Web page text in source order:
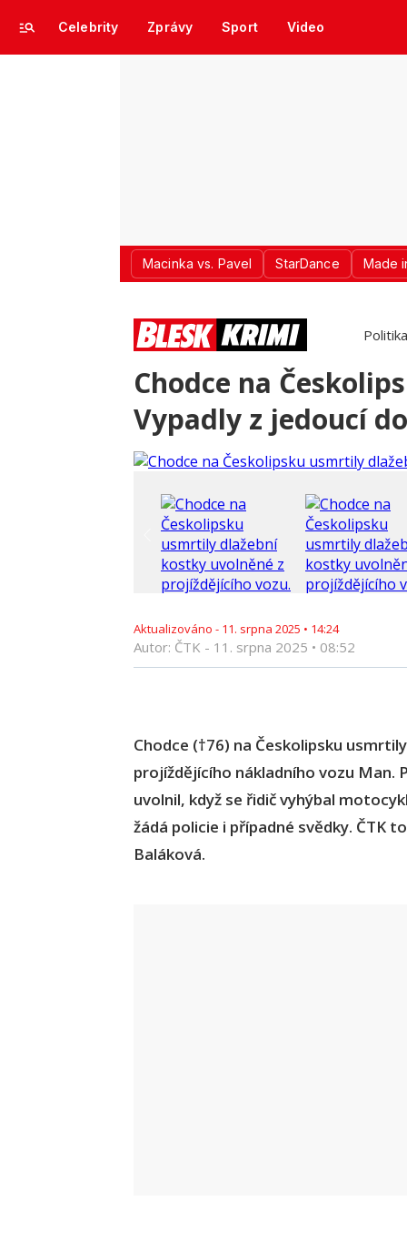
Celebrity Zprávy Sport Video
Macinka vs. Pavel StarDance Made
Politika
Chodce na
Vypadly z jedoucí
Aktualizováno - 11. srpna 2025 • 14:24
Autor: ČTK - 11. srpna 2025 • 08:52
Chodce (†76) na Českolipsku
projíždějícího nákladního vozu Man.
uvolnil, když se řidič vyhýbal
žádá policie i případné svědky. ČTK
Baláková.